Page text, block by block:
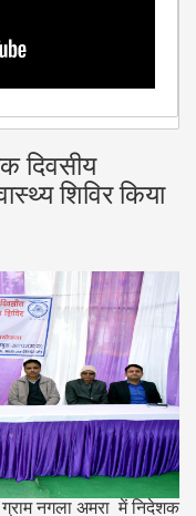
दिवसीय
शिविर किया
नगला अमरा में निदेशक